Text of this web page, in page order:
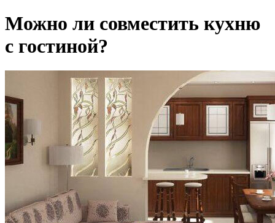
Можно ли совместить кухню
с гостиной?